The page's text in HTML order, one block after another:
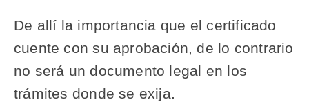
De allí la importancia que el certificado
cuente con su aprobación, de lo contrario
no será un documento legal en los
trámites donde se exija.